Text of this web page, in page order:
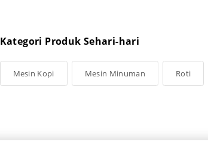
Kategori Produk Sehari-hari
Mesin Kopi Mesin Minuman Roti